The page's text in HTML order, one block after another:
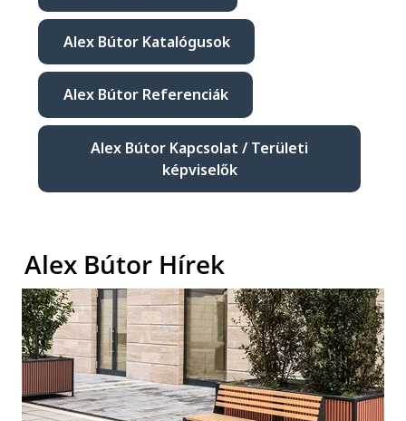
Alex Bútor Katalógusok
Alex Bútor Referenciák
Alex Bútor Kapcsolat / Területi
képviselők
Alex Bútor Hírek